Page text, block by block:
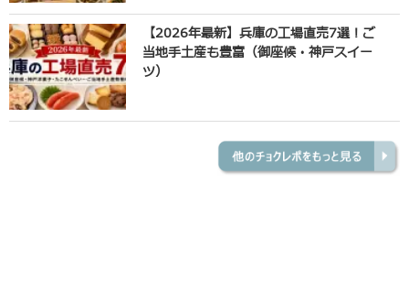
【2026年最新】兵庫の工場直売7選！ご
当地手土産も豊富（御座候・神戸スイー
ツ）